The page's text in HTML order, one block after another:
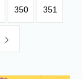
350 351